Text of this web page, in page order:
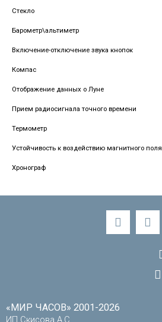
Стекло
Барометр\альтиметр
Включение-отключение звука кнопок
Компас
Отображение данных о Луне
Прием радиосигнала точного времени
Термометр
Устойчивость к воздействию магнитного поля
Хронограф
«МИР ЧАСОВ» 2001-2026
ИП Скисова А.С.